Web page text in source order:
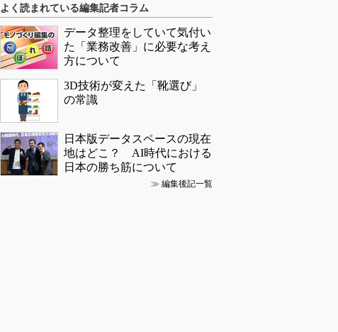
よく読まれている編集記者コラム
データ整理をしていて気付い
た「業務改善」に必要な考え
方について
3D技術が変えた「靴選び」
の常識
日本版データスペースの現在
地はどこ？ AI時代における
日本の勝ち筋について
≫ 編集後記一覧